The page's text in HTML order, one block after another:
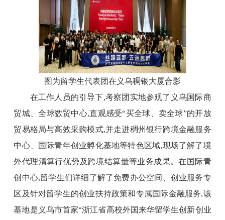
图为留学生代表团在义乌稠银大厦合影
在工作人员的引导下,考察团 实地参观了 义乌国际商
贸城、全球数贸中心,直观感受“买全球、卖全球”的开放
贸易格局与高效采购模式,并走进稠州银行跨境金融服务
中心、国际青年创业孵化基地等特色区域,现场了解了境
外代理清算行优势及跨境结算量等业务成果。在国际青
创中心,留学生们详细了解了免费办公空间、创业服务专
区及针对留学生的创业扶持政策和专属国际金融服务,该
基地是义乌市首家“浙江省高校外国来华留学生创新创业